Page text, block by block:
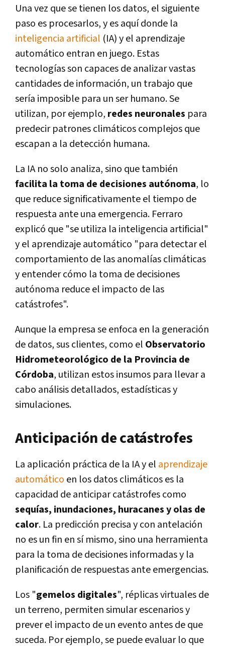
Una vez que se tienen los datos, el siguiente
paso es procesarlos, y es aquí donde la
inteligencia artificial (IA) y el aprendizaje
automático entran en juego. Estas
tecnologías son capaces de analizar vastas
cantidades de información, un trabajo que
sería imposible para un ser humano. Se
utilizan, por ejemplo, redes neuronales para
predecir patrones climáticos complejos que
escapan a la detección humana.
La IA no solo analiza, sino que también
facilita la toma de decisiones autónoma, lo
que reduce significativamente el tiempo de
respuesta ante una emergencia. Ferraro
explicó que "se utiliza la inteligencia artificial"
y el aprendizaje automático "para detectar el
comportamiento de las anomalías climáticas
y entender cómo la toma de decisiones
autónoma reduce el impacto de las
catástrofes".
Aunque la empresa se enfoca en la generación
de datos, sus clientes, como el Observatorio
Hidrometeorológico de la Provincia de
Córdoba, utilizan estos insumos para llevar a
cabo análisis detallados, estadísticas y
simulaciones.
Anticipación de catástrofes
La aplicación práctica de la IA y el aprendizaje
automático en los datos climáticos es la
capacidad de anticipar catástrofes como
sequías, inundaciones, huracanes y olas de
calor. La predicción precisa y con antelación
no es un fin en sí mismo, sino una herramienta
para la toma de decisiones informadas y la
planificación de respuestas ante emergencias.
Los "gemelos digitales", réplicas virtuales de
un terreno, permiten simular escenarios y
prever el impacto de un evento antes de que
suceda. Por ejemplo, se puede evaluar lo que